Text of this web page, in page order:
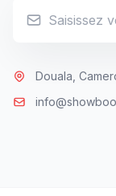
Douala,